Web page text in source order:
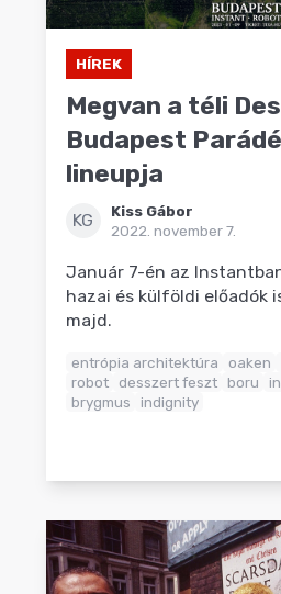
HÍREK
Megvan a téli
Budapest
lineupja
KG
Kiss Gábor
2022. november 7.
Január 7-én az
hazai és külföldi előadók
majd.
entrópia architektúra oaken
robot
desszert feszt boru
brygmus
indignity